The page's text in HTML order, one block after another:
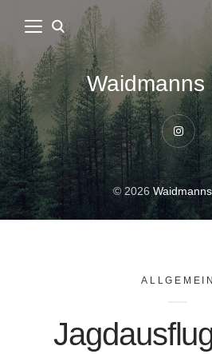
Waidmanns
© 2026
ALLGEMEIN